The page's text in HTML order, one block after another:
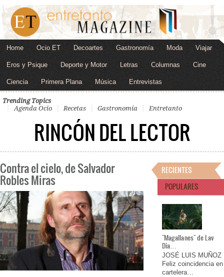
Home Ocio ET Decoartes Gastronomía Moda Viajar
Eros y Psique Deporte y Motor Letras Columnas Cine
Ciencia Primera Plana Música Entrevistas
Trending Topics
Agenda Ocio
Recetas Gastronomía Entretanto
RINCÓN DEL LECTOR
Contra el cielo, de Salvador
Robles Miras
RECIENTES
POPULARES
"Magallanes" de Lav
Dia…
JOSÉ LUIS MUÑOZ
Feliz coincidencia en
cartelera…